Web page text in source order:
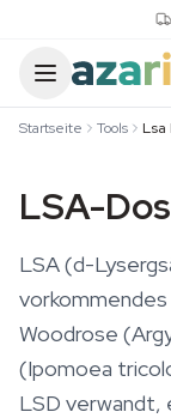
Startseite Tools Lsa
LSA-
LSA (d-
vorkommendes
Woodrose
(Ipomoea
LSD verwandt,